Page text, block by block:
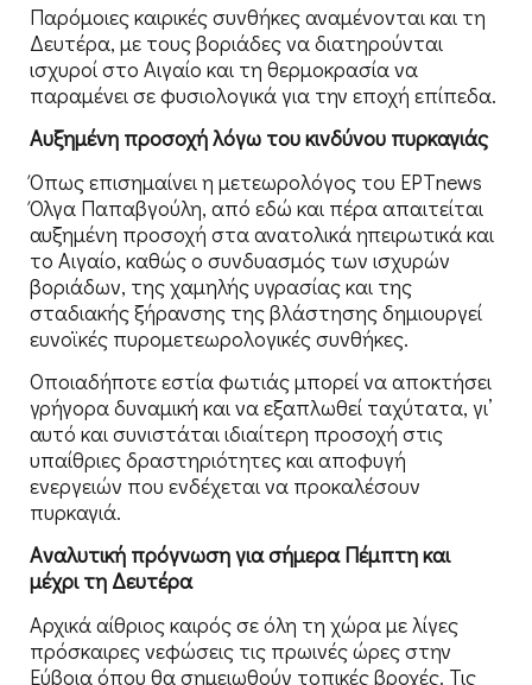
Παρόμοιες καιρικές συνθήκες αναμένονται και τη
Δευτέρα, με τους βοριάδες να διατηρούνται
ισχυροί στο Αιγαίο και τη θερμοκρασία να
παραμένει σε φυσιολογικά για την εποχή επίπεδα.
Αυξημένη προσοχή λόγω του κινδύνου πυρκαγιάς
Όπως επισημαίνει η μετεωρολόγος του ΕΡΤnews
Όλγα Παπαβγούλη, από εδώ και πέρα απαιτείται
αυξημένη προσοχή στα ανατολικά ηπειρωτικά και
το Αιγαίο, καθώς ο συνδυασμός των ισχυρών
βοριάδων, της χαμηλής υγρασίας και της
σταδιακής ξήρανσης της βλάστησης δημιουργεί
ευνοϊκές πυρομετεωρολογικές συνθήκες.
Οποιαδήποτε εστία φωτιάς μπορεί να αποκτήσει
γρήγορα δυναμική και να εξαπλωθεί ταχύτατα, γι’
αυτό και συνιστάται ιδιαίτερη προσοχή στις
υπαίθριες δραστηριότητες και αποφυγή
ενεργειών που ενδέχεται να προκαλέσουν
πυρκαγιά.
Aναλυτική πρόγνωση για σήμερα Πέμπτη και
μέχρι τη Δευτέρα
Αρχικά αίθριος καιρός σε όλη τη χώρα με λίγες
πρόσκαιρες νεφώσεις τις πρωινές ώρες στην
Εύβοια όπου θα σημειωθούν τοπικές βροχές. Τις